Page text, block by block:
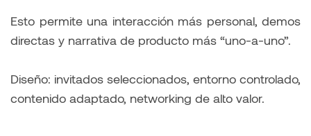
Esto permite una interacción más personal, demos
directas y narrativa de producto más “uno-a-uno”.
Diseño: invitados seleccionados, entorno controlado,
contenido adaptado, networking de alto valor.